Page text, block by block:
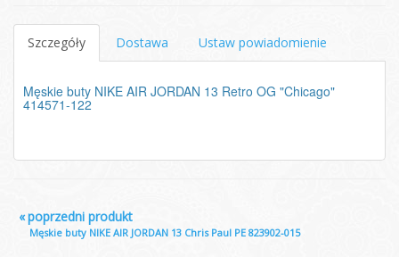
Szczegóły Dostawa Ustaw powiadomienie
Męskie buty NIKE AIR JORDAN 13 Retro OG "Chicago"
414571-122
«poprzedni produkt
Męskie buty NIKE AIR JORDAN 13 Chris Paul PE 823902-015